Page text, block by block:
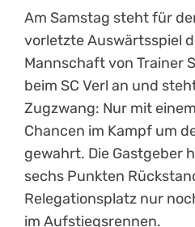
Am Samstag steht für
vorletzte Auswärtsspiel
Mannschaft von Trainer
beim SC Verl an und
Zugzwang: Nur mit
Chancen im Kampf um
gewahrt. Die Gastgeber
sechs Punkten
Relegationsplatz nur
im Aufstiegsrennen.